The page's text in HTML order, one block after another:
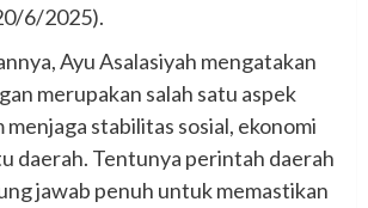
6/2025).
Ayu Asalasiyah mengatakan
merupakan salah satu aspek
stabilitas sosial, ekonomi
daerah. Tentunya perintah daerah
jawab penuh untuk memastikan